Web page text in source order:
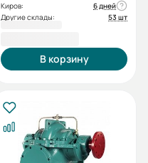
Киров:
6 дней
Другие склады:
53 шт
В корзину